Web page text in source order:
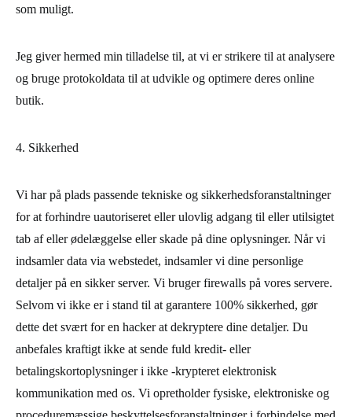
som muligt.
Jeg giver hermed min tilladelse til, at vi er strikere til at analysere
og bruge protokoldata til at udvikle og optimere deres online
butik.
4. Sikkerhed
Vi har på plads passende tekniske og sikkerhedsforanstaltninger
for at forhindre uautoriseret eller ulovlig adgang til eller utilsigtet
tab af eller ødelæggelse eller skade på dine oplysninger. Når vi
indsamler data via webstedet, indsamler vi dine personlige
detaljer på en sikker server. Vi bruger firewalls på vores servere.
Selvom vi ikke er i stand til at garantere 100% sikkerhed, gør
dette det svært for en hacker at dekryptere dine detaljer. Du
anbefales kraftigt ikke at sende fuld kredit- eller
betalingskortoplysninger i ikke -krypteret elektronisk
kommunikation med os. Vi opretholder fysiske, elektroniske og